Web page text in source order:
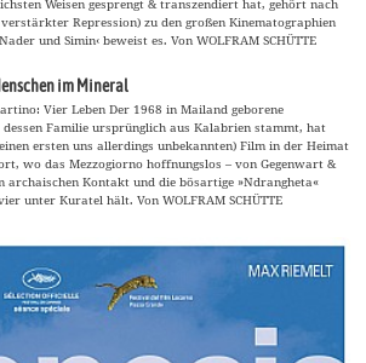
Weisen gesprengt & transzendiert hat, gehört nach
Repression) zu den großen Kinematographien
und Simin‹ beweist es. Von WOLFRAM SCHÜTTE
im Mineral
Vier Leben Der 1968 in Mailand geborene
Familie ursprünglich aus Kalabrien stammt, hat
ersten uns allerdings unbekannten) Film in der Heimat
wo das Mezzogiorno hoffnungslos – von Gegenwart &
archaischen Kontakt und die bösartige »Ndrangheta«
unter Kuratel hält. Von WOLFRAM SCHÜTTE